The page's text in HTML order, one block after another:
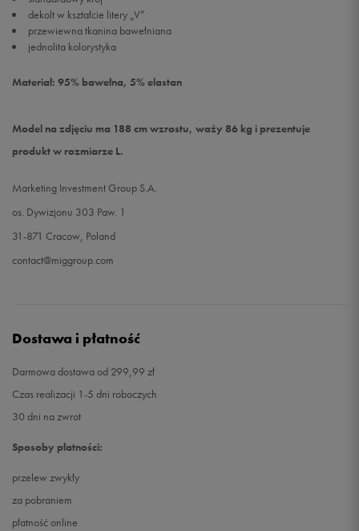
dekolt w kształcie litery „V”
przewiewna tkanina bawełniana
jednolita kolorystyka
Materiał: 95% bawełna, 5% elastan
Model na zdjęciu ma 188 cm wzrostu, waży 86 kg i prezentuje
produkt w rozmiarze L.
Marketing Investment Group S.A.
os. Dywizjonu 303 Paw. 1
31-871 Cracow, Poland
contact@miggroup.com
Dostawa i płatność
Darmowa dostawa od 299,99 zł
Czas realizacji 1-5 dni roboczych
30 dni na zwrot
Sposoby płatności:
przelew zwykły
za pobraniem
płatność online